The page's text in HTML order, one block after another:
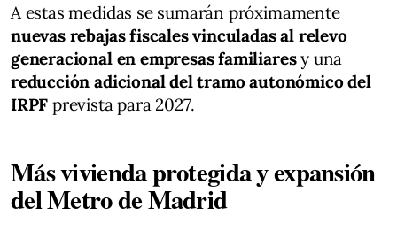
A estas medidas se sumarán próximamente
nuevas rebajas fiscales vinculadas al relevo
generacional en empresas familiaresy una
reducción adicional del tramo autonómico del
IRPF prevista para 2027.
Más vivienda protegida y expansión
del Metro de Madrid